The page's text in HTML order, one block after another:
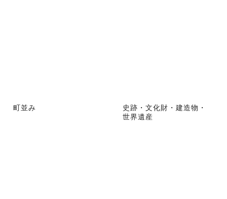
町並み
史跡・文化財・建造物・
世界遺産